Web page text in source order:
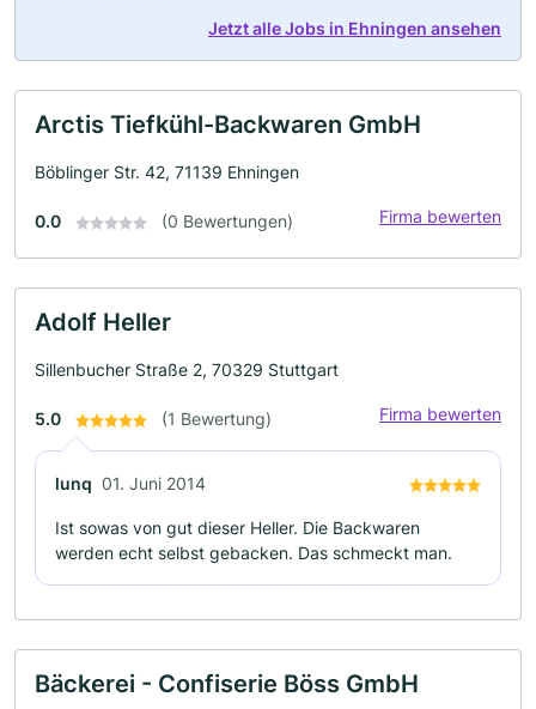
Jetzt alle Jobs in Ehningen ansehen
Arctis Tiefkühl-Backwaren GmbH
Böblinger Str. 42, 71139 Ehningen
0.0 (0 Bewertungen) Firma bewerten
Adolf Heller
Sillenbucher Straße 2, 70329 Stuttgart
5.0 (1 Bewertung) Firma bewerten
lunq 01. Juni 2014
Ist sowas von gut dieser Heller. Die Backwaren
werden echt selbst gebacken. Das schmeckt man.
Bäckerei - Confiserie Böss GmbH